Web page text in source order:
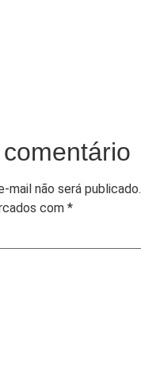
mail não será publicado.
com *